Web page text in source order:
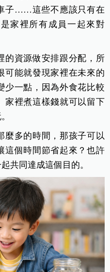
子……這些不應該只有在
家裡所有成員一起來對
的資源做安排跟分配，所
可能就發現家裡在未來的
少一點，因為外食花比較
家裡煮這樣錢就可以留下
麼多的時間，那孩子可以
這個時間節省起來？也許
共同達成這個目的。